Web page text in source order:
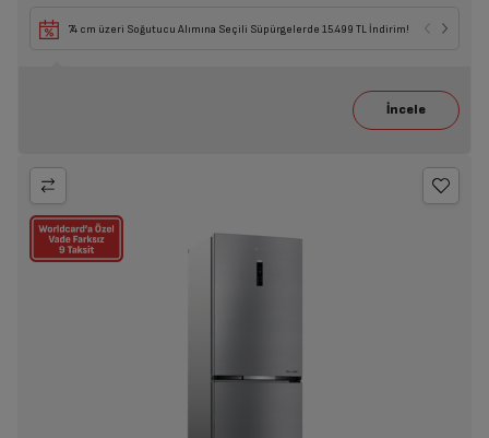
74 cm üzeri Soğutucu Alımına Seçili Süpürgelerde 15.499 TL İndirim!